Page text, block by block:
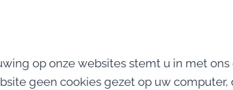
op onze websites stemt u in met
geen cookies gezet op uw computer,